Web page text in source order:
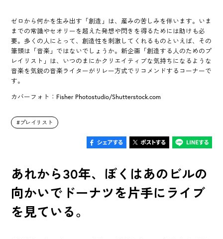
ゼロから何かを生み出す「創造」は、産みの苦しみを伴います。いま
までの常識やセオリーを超えた発想や閃きを得るためには助けも必
要。多くの人にとって、創造性を刺激してくれるものといえば、その
筆頭は「音楽」ではないでしょうか。新企画「創造する人のためのプ
レイリスト」は、いつのまにかクリエイティブな気持ちになるような
音楽を気鋭の音楽ライターがリレー方式でリコメンドするコーナーで
す。
カバーフォト：Fisher Photostudio/Shutterstock.com
プレイリスト
あれから30年、ぼくはあのビルの
向かいで ドーナツを片手にライブ
を見ている。